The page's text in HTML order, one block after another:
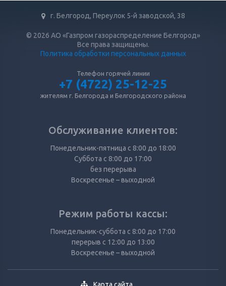
г. Белгород, Переулок 5-й заводской, 38
© 2026 АО «Газпром газораспределение Белгород»
Все права защищены.
Политика обработки персональных данных
Телефон горячей линии
+7 (4722) 25-12-25
жителям г. Белгорода и Белгородского района
Обслуживание клиентов:
Понедельник-пятница с 8:00 до 18:00
Суббота с 8:00 до 17:00
без перерыва
Воскресенье – выходной
Режим работы кассы:
Понедельник-суббота с 8:00 до 17:00
перерыв с 12:00 до 13:00
Воскресенье – выходной